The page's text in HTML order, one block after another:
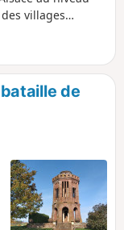
villages
une bonne
zone de
de